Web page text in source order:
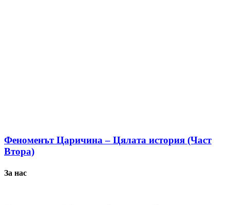
Феноменът Царичина – Цялата история (Част
Втора)
За нас